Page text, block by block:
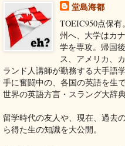
堂島海都
TOEIC950点保
州へ、大学はカ
学を専攻。帰国
ス、アメリカ、
ランド人講師が勤務する大手語
手に奮闘中の、各国の英語を生
世界の英語方言・スラング大辞典
留学時代の友人や、現在、過去
ら得た生の知識を大公開。